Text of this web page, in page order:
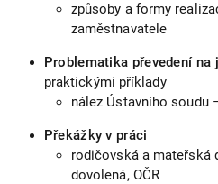
způsoby a formy
zaměstnavatele
Problematika převedení na
praktickými příklady
nález Ústavního soudu
Překážky v práci
rodičovská a mateřská
dovolená, OČR